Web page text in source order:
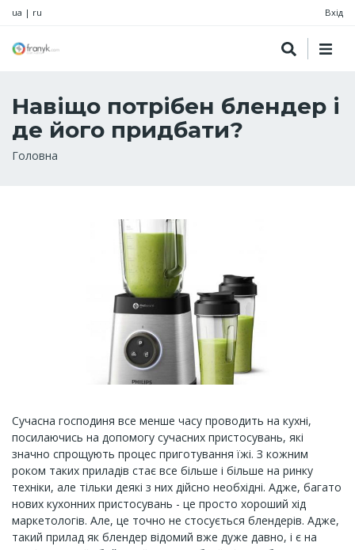
ua | ru Вхід
Навіщо потрібен блендер і
де його придбати?
Рядок
Головна
Сучасна господиня все менше часу проводить на кухні,
посилаючись на допомогу сучасних пристосувань, які
значно спрощують процес приготування їжі. З кожним
роком таких приладів стає все більше і більше на ринку
техніки, але тільки деякі з них дійсно необхідні. Адже, багато
нових кухонних пристосувань - це просто хороший хід
маркетологів. Але, це точно не стосується блендерів. Адже,
такий прилад як блендер відомий вже дуже давно, і є на